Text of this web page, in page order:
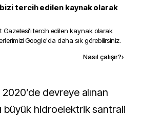
tercih edilen kaynak olarak
Gazetesi'i tercih edilen kaynak olarak
Google'da daha sık görebilirsiniz.
Nasıl çalışır?›
büyük hidroelektrik santrali